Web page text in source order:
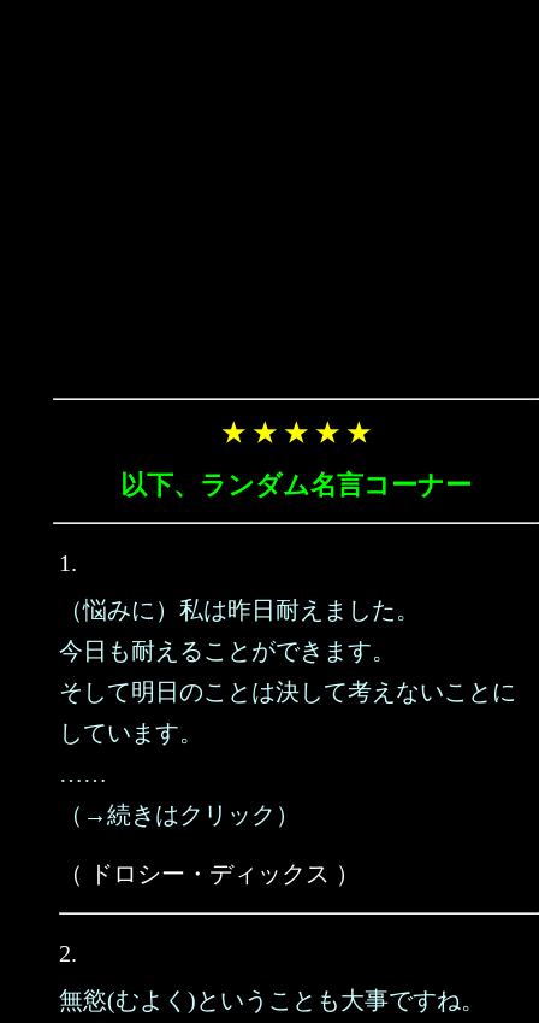
★ ★ ★ ★ ★
以下、ランダム名言コーナー
1.
（悩みに）私は昨日耐えました。
今日も耐えることができます。
そして明日のことは決して考えないことに
しています。
……
（→続きはクリック）
（ ドロシー・ディックス ）
2.
無慾(むよく)ということも大事ですね。